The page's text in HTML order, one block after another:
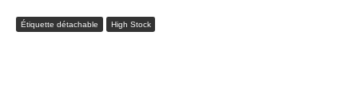
Étiquette détachable High Stock